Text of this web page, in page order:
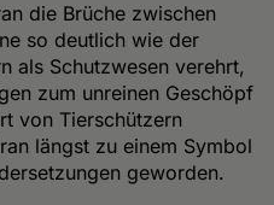
die Brüche zwischen
so deutlich wie der
als Schutzwesen verehrt,
zum unreinen Geschöpf
von Tierschützern
längst zu einem Symbol
geworden.